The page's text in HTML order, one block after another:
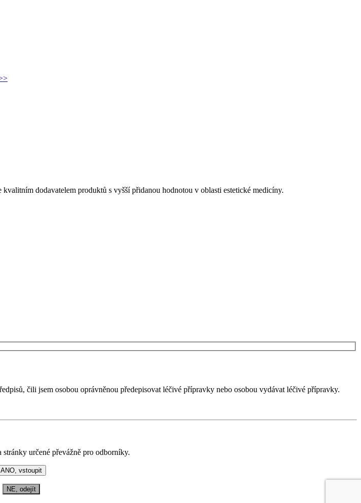
dodavatelem produktů s vyšší přidanou hodnotou v oblasti estetické medicíny.
čili jsem osobou oprávněnou předepisovat léčivé přípravky nebo osobou vydávat léčivé přípravky.
určené převážně pro odborníky.
NE, odejít